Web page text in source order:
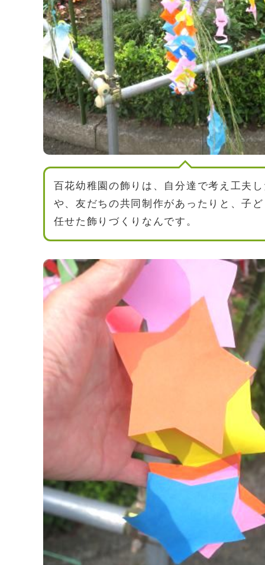
百花幼稚園の飾りは、自分達で考え工夫
や、友だちの共同制作があったりと、子
任せた飾りづくりなんです。